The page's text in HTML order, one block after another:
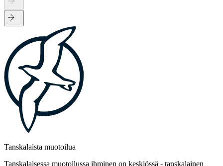
Tanskalaista muotoilua
Tanskalaisessa muotoilussa ihminen on keskiössä - tanskalainen